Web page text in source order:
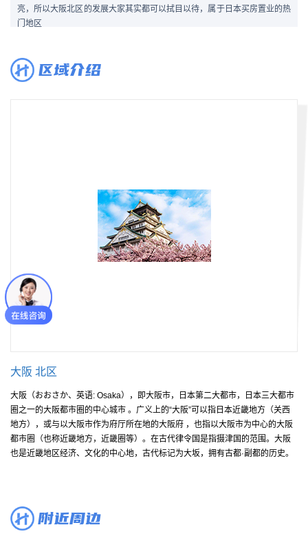
亮，所以大阪北区的发展大家其实都可以拭目以待，属于日本买房置业的热
门地区
区域介绍
大阪 北区
大阪（おおさか、英语: Osaka），即大阪市，日本第二大都市，日本三大都市
圈之一的大阪都市圈的中心城市 。广义上的“大阪”可以指日本近畿地方（关西
地方），或与以大阪市作为府厅所在地的大阪府 ，也指以大阪市为中心的大阪
都市圈（也称近畿地方，近畿圈等）。在古代律令国是指摄津国的范围。大阪
也是近畿地区经济、文化的中心地，古代标记为大坂，拥有古都·副都的历史。
附近周边